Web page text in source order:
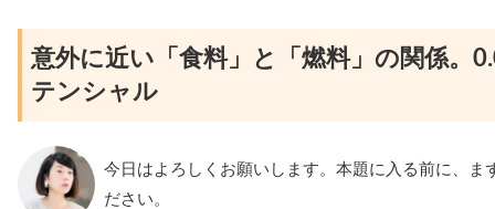
意外に近い「食料」と「燃料」の関係。
テンシャル
今日はよろしくお願いします。本題に入る前に、ま
ださい。